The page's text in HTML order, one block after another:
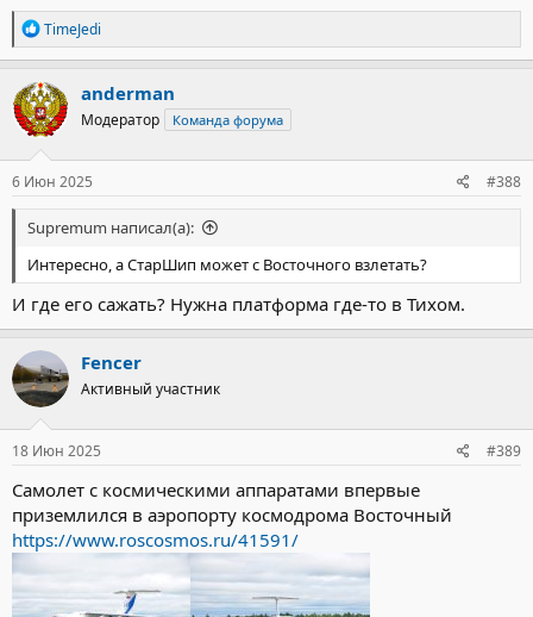
Р
е
а
к
ц
и
и
:
TimeJedi
anderman
Модератор Команда форума
6 Июн 2025 #388
Supremum написал(а):
Интересно, а СтарШип может с Восточного взлетать?
И где его сажать? Нужна платформа где-то в Тихом.
Fencer
Активный участник
18 Июн 2025 #389
Самолет с космическими аппаратами впервые
приземлился в аэропорту космодрома Восточный
https://www.roscosmos.ru/41591/